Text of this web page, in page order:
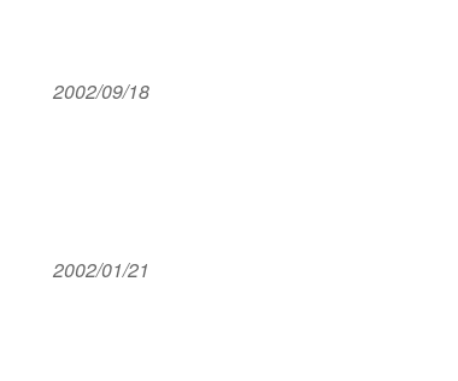
2002/09/18
2002/01/21